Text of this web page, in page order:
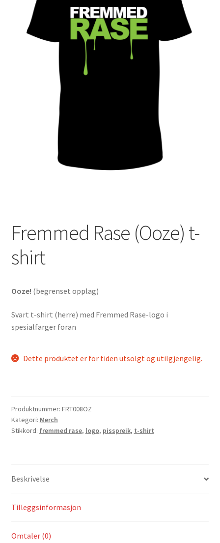
Fremmed Rase (Ooze) t-
shirt
Ooze! (begrenset opplag)
Svart t-shirt (herre) med Fremmed Rase-logo i
spesialfarger foran
Dette produktet er for tiden utsolgt og utilgjengelig.
Produktnummer: FRT008OZ
Kategori: Merch
Stikkord: fremmed rase, logo, pisspreik, t-shirt
Beskrivelse
Tilleggsinformasjon
Omtaler (0)